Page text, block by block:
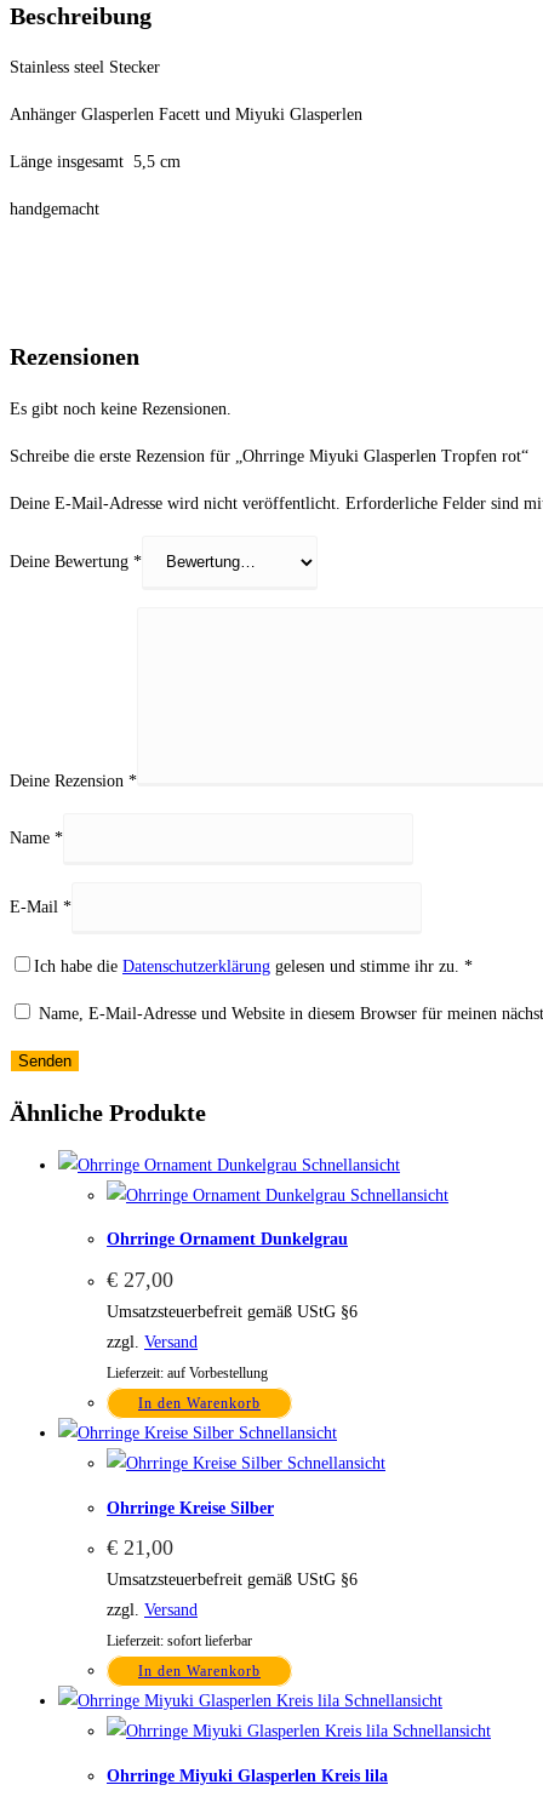
Beschreibung
Stainless steel Stecker
Anhänger Glasperlen Facett und Miyuki Glasperlen
Länge insgesamt 5,5 cm
handgemacht
Rezensionen
Es gibt noch keine Rezensionen.
Schreibe die erste Rezension für „Ohrringe Miyuki Glasperlen Tropfen rot“
Deine E-Mail-Adresse wird nicht veröffentlicht. Erforderliche Felder sind
Deine Bewertung *
Deine Rezension *
Name *
E-Mail *
Ich habe die Datenschutzerklärung gelesen und stimme ihr zu. *
Name, E-Mail-Adresse und Website in diesem Browser für meinen
Ähnliche Produkte
Schnellansicht
Schnellansicht
Ohrringe Ornament Dunkelgrau
€ 27,00
Umsatzsteuerbefreit gemäß UStG §6
zzgl. Versand
Lieferzeit: auf Vorbestellung
In den Warenkorb
Schnellansicht
Schnellansicht
Ohrringe Kreise Silber
€ 21,00
Umsatzsteuerbefreit gemäß UStG §6
zzgl. Versand
Lieferzeit: sofort lieferbar
In den Warenkorb
Schnellansicht
Schnellansicht
Ohrringe Miyuki Glasperlen Kreis lila